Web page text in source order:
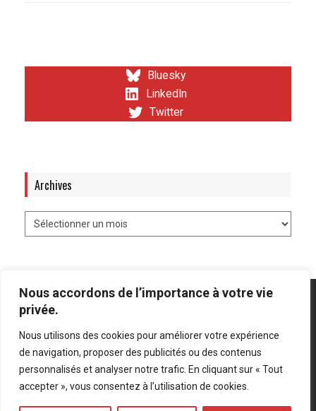
Nous accordons de l’importance à votre vie
privée.
Nous utilisons des cookies pour améliorer votre expérience
de navigation, proposer des publicités ou des contenus
personnalisés et analyser notre trafic. En cliquant sur « Tout
accepter », vous consentez à l’utilisation de cookies.
Bluesky
LinkedIn
Twitter
Archives
Mentions légales Politique de confidentialité
Bluesky
LinkedIn
Twitter